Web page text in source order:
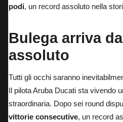
podi, un record assoluto nella
Bulega arriva
assoluto
Tutti gli occhi saranno
Il pilota Aruba Ducati sta vivendo
straordinaria. Dopo sei round
vittorie consecutive, un record